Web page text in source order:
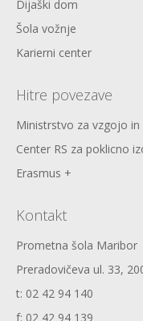
Dijaški dom
Šola vožnje
Karierni center
Hitre povezave
Ministrstvo za vzgojo in
Center RS za poklicno
Erasmus +
Kontakt
Prometna šola Maribor
Preradovičeva ul. 33,
t: 02 42 94 140
f: 02 42 94 139